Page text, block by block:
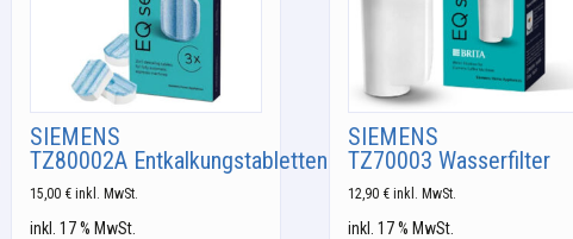
SIEMENS
TZ80002A Entkalkungstabletten
15,00 € inkl. MwSt.
inkl. 17 % MwSt.
SIEMENS
TZ70003 Wasserfilter
12,90 € inkl. MwSt.
inkl. 17 % MwSt.